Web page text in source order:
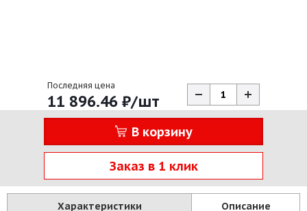
Последняя цена
11 896.46 ₽/шт
В корзину
Заказ в 1 клик
Характеристики Описание